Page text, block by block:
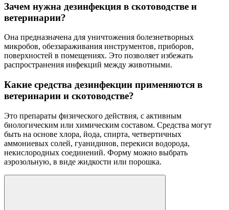
Зачем нужна дезинфекция в скотоводстве и
ветеринарии?
Она предназначена для уничтожения болезнетворных
микробов, обеззараживания инструментов, приборов,
поверхностей в помещениях. Это позволяет избежать
распространения инфекций между животными.
Какие средства дезинфекции применяются в
ветеринарии и скотоводстве?
Это препараты физического действия, с активным
биологическим или химическим составом. Средства могут
быть на основе хлора, йода, спирта, четвертичных
аммониевых солей, гуанидинов, перекиси водорода,
некислородных соединений. Форму можно выбрать
аэрозольную, в виде жидкости или порошка.